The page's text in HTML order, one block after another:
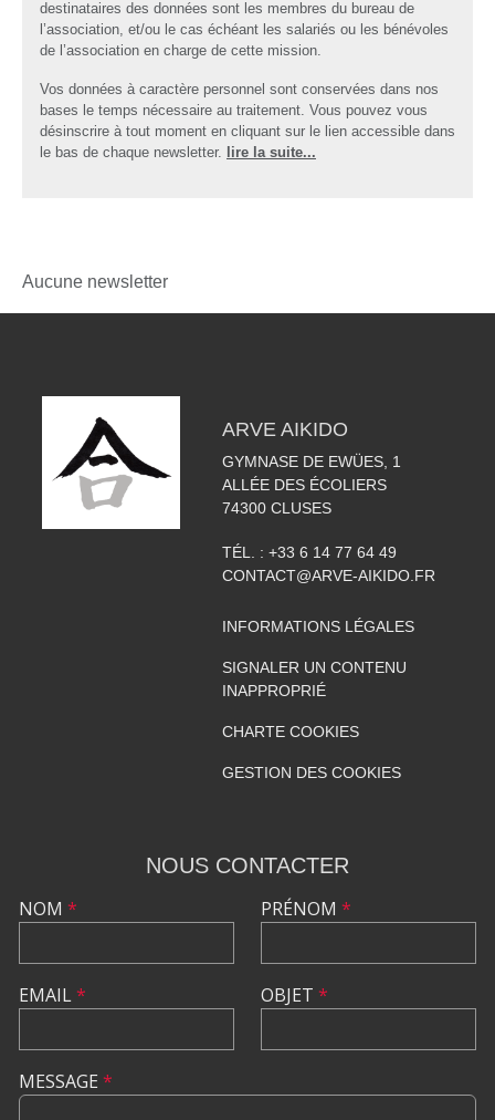
destinataires des données sont les membres du bureau de
l’association, et/ou le cas échéant les salariés ou les bénévoles
de l’association en charge de cette mission.
Vos données à caractère personnel sont conservées dans nos
bases le temps nécessaire au traitement. Vous pouvez vous
désinscrire à tout moment en cliquant sur le lien accessible dans
le bas de chaque newsletter. lire la suite...
Aucune newsletter
ARVE AIKIDO
GYMNASE DE EWÜES, 1
ALLÉE DES ÉCOLIERS
74300 CLUSES
TÉL. : +33 6 14 77 64 49
CONTACT@ARVE-AIKIDO.FR
INFORMATIONS LÉGALES
SIGNALER UN CONTENU
INAPPROPRIÉ
CHARTE COOKIES
GESTION DES COOKIES
NOUS CONTACTER
NOM *
EMAIL*
PRÉNOM *
OBJET *
MESSAGE *